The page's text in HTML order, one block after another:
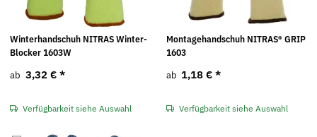
Winterhandschuh NITRAS Winter-
Blocker 1603W
ab 3,32 € *
Verfügbarkeit siehe Auswahl
Montagehandschuh NITRAS® GRIP
1603
ab 1,18 € *
Verfügbarkeit siehe Auswahl